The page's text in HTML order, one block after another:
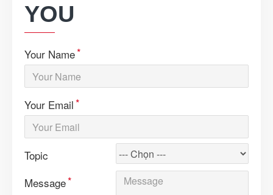
YOU
Your Name
Your Email
Topic
Message